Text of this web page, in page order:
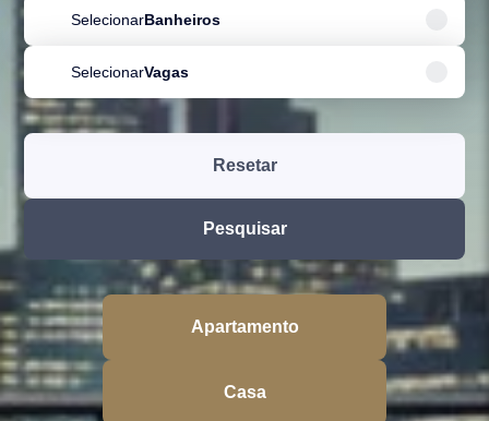
SelecionarBanheiros
SelecionarVagas
Resetar
Pesquisar
Apartamento
Casa